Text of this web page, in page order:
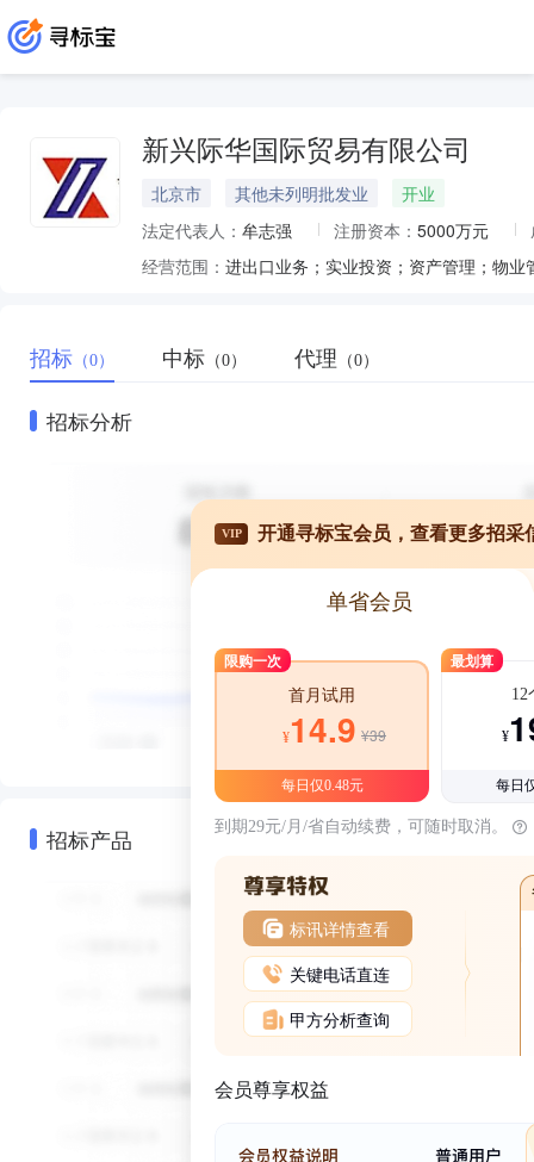
新兴际华国际贸易有限公司
北京市 其他未列明批发业
开业
法定代表人： 牟志强 注册资本： 5000万元
经营范围：
招标 （0） 中标 （0） 代理 （0）
招标分析
招标产品
VIP 开通寻标宝会员，查看更多招采
单省会员
限购一次
首月试用
¥14.9 ¥39
每日仅0.48元
最划算
12
¥
每日
到期29元/月/省自动续费，可随时取消。
标讯详情查看
关键电话直连
甲方分析查询
会员尊享权益